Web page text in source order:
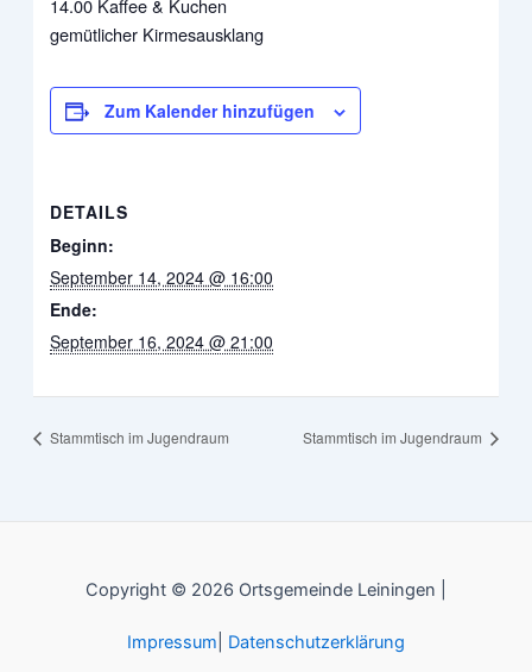
14.00 Kaffee & Kuchen
gemütlicher Kirmesausklang
Zum Kalender hinzufügen
DETAILS
Beginn:
September 14, 2024 @ 16:00
Ende:
September 16, 2024 @ 21:00
Stammtisch im Jugendraum Stammtisch im Jugendraum
Copyright © 2026 Ortsgemeinde Leiningen |
Impressum Datenschutzerklärung